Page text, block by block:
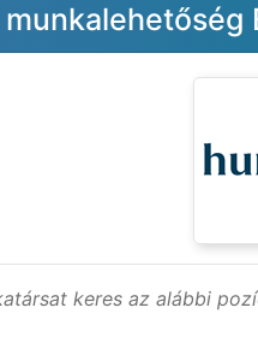
keres az alábbi